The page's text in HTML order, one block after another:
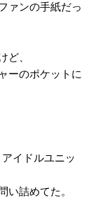
ァンの手紙だっ
ど、
ーのポケットに
イドルユニッ
い詰めてた。